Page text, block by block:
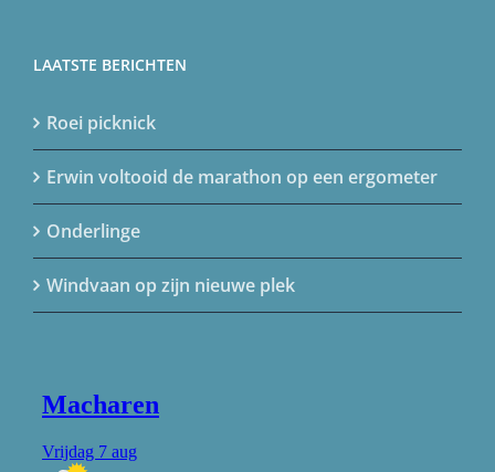
LAATSTE BERICHTEN
Roei picknick
Erwin voltooid de marathon op een ergometer
Onderlinge
Windvaan op zijn nieuwe plek